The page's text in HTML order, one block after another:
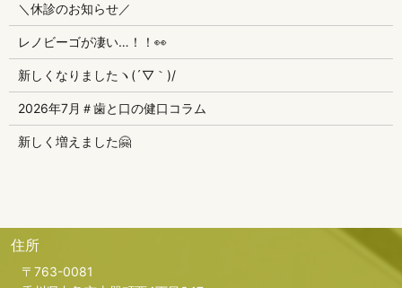
＼休診のお知らせ／
レノビーゴが凄い…！！👀
新しくなりましたヽ(´▽｀)/
2026年7月＃歯と口の健口コラム
新しく増えました🤗
住所
〒763-0081